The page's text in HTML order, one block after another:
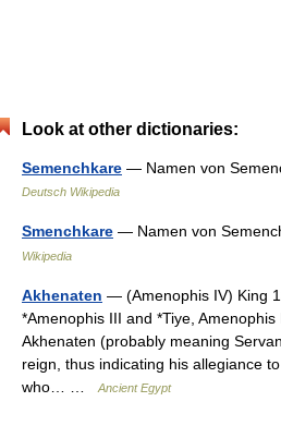
Look at other dictionaries:
Semenchkare — Namen von
Deutsch Wikipedia
Smenchkare — Namen von
Wikipedia
Akhenaten — (Amenophis IV) King
*Amenophis III and *Tiye,
Akhenaten (probably meaning
reign, thus indicating his allegiance
who… …
Ancient Egypt